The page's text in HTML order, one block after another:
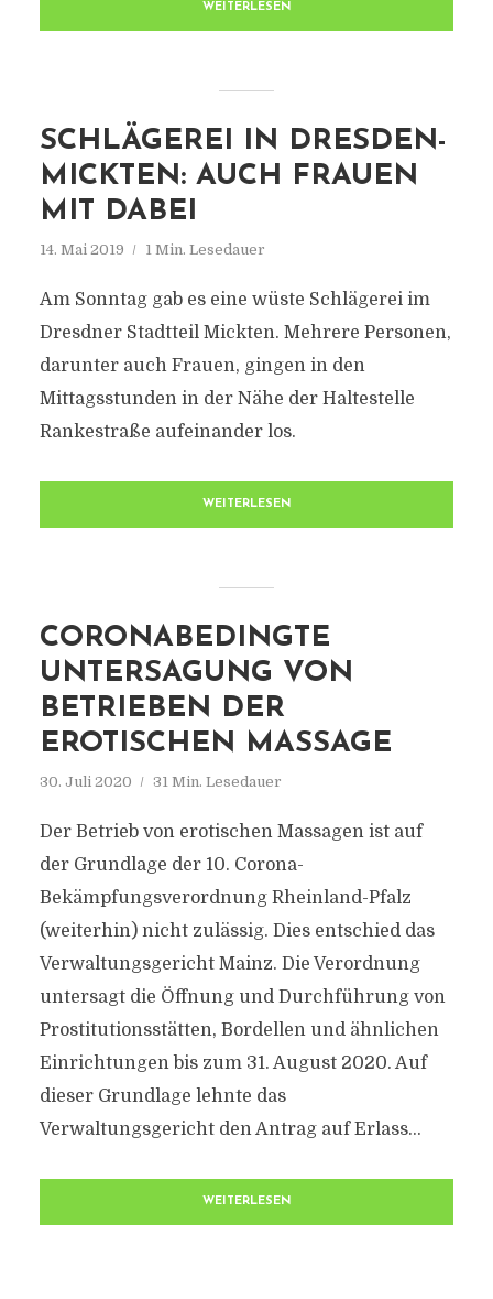
WEITERLESEN
SCHLÄGEREI IN DRESDEN-
MICKTEN: AUCH FRAUEN
MIT DABEI
14. Mai 2019 1 Min. Lesedauer
Am Sonntag gab es eine wüste Schlägerei im
Dresdner Stadtteil Mickten. Mehrere Personen,
darunter auch Frauen, gingen in den
Mittagsstunden in der Nähe der Haltestelle
Rankestraße aufeinander los.
WEITERLESEN
CORONABEDINGTE
UNTERSAGUNG VON
BETRIEBEN DER
EROTISCHEN MASSAGE
30. Juli 2020 31 Min. Lesedauer
Der Betrieb von erotischen Massagen ist auf
der Grundlage der 10. Corona-
Bekämpfungsverordnung Rheinland-Pfalz
(weiterhin) nicht zulässig. Dies entschied das
Verwaltungsgericht Mainz. Die Verordnung
untersagt die Öffnung und Durchführung von
Prostitutionsstätten, Bordellen und ähnlichen
Einrichtungen bis zum 31. August 2020. Auf
dieser Grundlage lehnte das
Verwaltungsgericht den Antrag auf Erlass...
WEITERLESEN